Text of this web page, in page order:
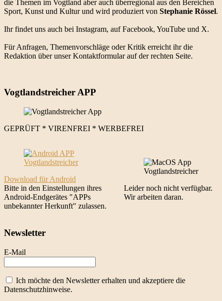
die Themen im Vogtland aber auch überregional aus den Bereichen
Sport, Kunst und Kultur und wird produziert von Stephanie Rössel.
Ihr findet uns auch bei Instagram, auf Facebook, YouTube und X.
Für Anfragen, Themenvorschläge oder Kritik erreicht ihr die
Redaktion über unser Kontaktformular auf der rechten Seite.
Vogtlandstreicher APP
GEPRÜFT * VIRENFREI * WERBEFREI
Download für Android
Bitte in den Einstellungen ihres
Android-Endgerätes "APPs
unbekannter Herkunft" zulassen.
Leider noch nicht verfügbar.
Wir arbeiten daran.
Newsletter
E-Mail
Ich möchte den Newsletter erhalten und akzeptiere die
Datenschutzhinweise.